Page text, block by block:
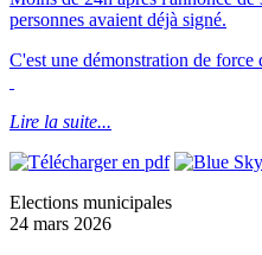
personnes avaient déjà signé.
C'est une démonstration de force
Lire la suite...
Elections municipales
24 mars 2026